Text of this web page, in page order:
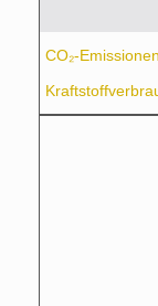
CO₂-